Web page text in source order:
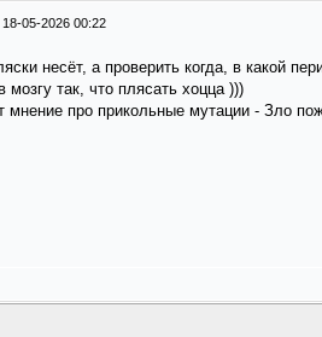
18-05-2026 00:22
несёт, а проверить когда, в какой
так, что плясать хоцца )))
мнение про прикольные мутации - Зло